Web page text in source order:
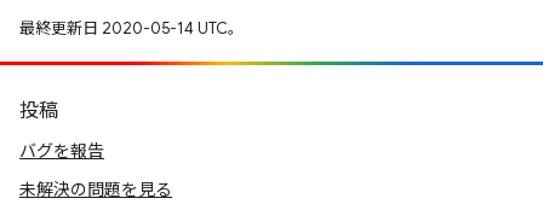
最終更新日 2020-05-14 UTC。
投稿
バグを報告
未解決の問題を見る